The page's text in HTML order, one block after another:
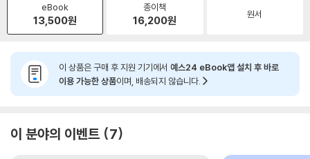
eBook
13,500원
종이책
16,200원 원서
이 상품은 구매 후 지원 기기에서 예스24 eBook앱 설치 후 바로
이용 가능한 상품이며, 배송되지 않습니다.
이 분야의 이벤트 7